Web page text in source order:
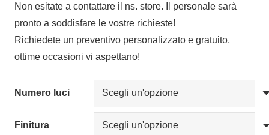
prezzo:
da
€51,66
a
€65,60
Non esitate a contattare il ns. store. Il personale sarà
pronto a soddisfare le vostre richieste!
Richiedete un preventivo personalizzato e gratuito,
ottime occasioni vi aspettano!
Numero luci
Finitura